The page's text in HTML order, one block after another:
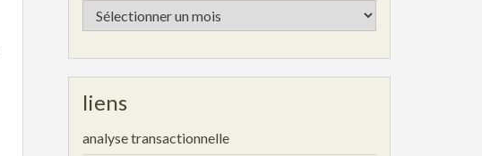
Les
archives
liens
analyse transactionnelle